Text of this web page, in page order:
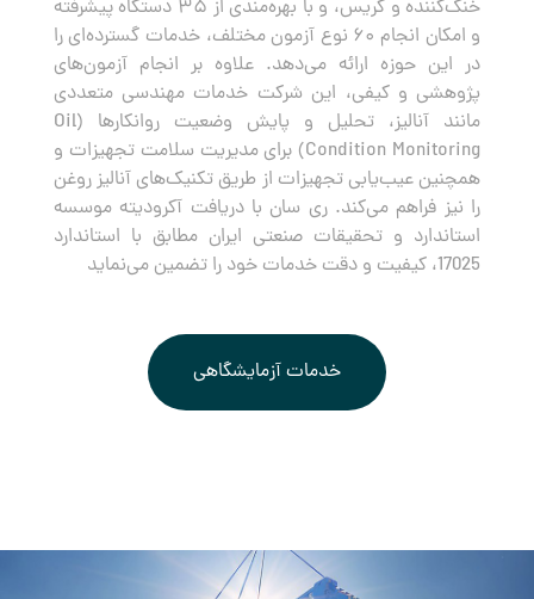
خنک‌کننده و گریس، و با بهره‌مندی از ۳۵ دستگاه پیشرفته
و امکان انجام ۶۰ نوع آزمون مختلف، خدمات گسترده‌ای را
در این حوزه ارائه می‌دهد. علاوه بر انجام آزمون‌های
پژوهشی و کیفی، این شرکت خدمات مهندسی متعددی
مانند آنالیز، تحلیل و پایش وضعیت روانکارها (Oil
Condition Monitoring) برای مدیریت سلامت تجهیزات و
همچنین عیب‌یابی تجهیزات از طریق تکنیک‌های آنالیز روغن
را نیز فراهم می‌کند. ری سان با دریافت آکرودیته موسسه
استاندارد و تحقیقات صنعتی ایران مطابق با استاندارد
17025، کیفیت و دقت خدمات خود را تضمین می‌نماید
خدمات آزمایشگاهی